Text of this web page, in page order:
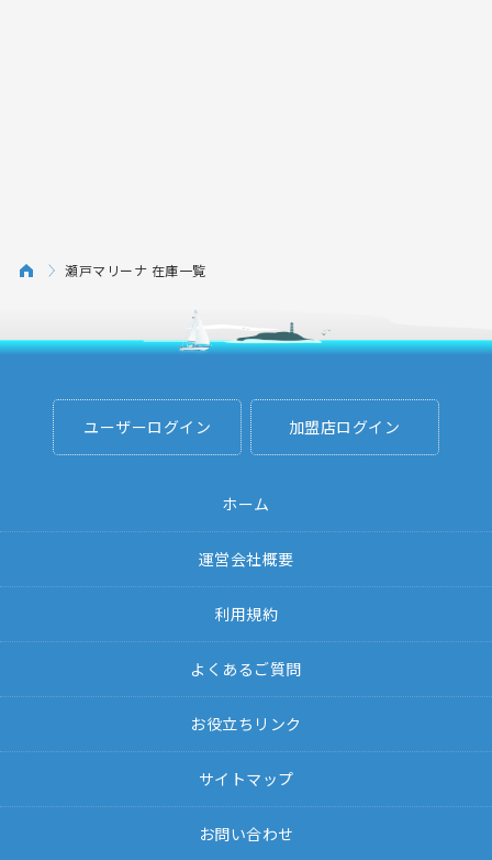
瀬戸マリーナ 在庫一覧
ユーザーログイン 加盟店ログイン
ホーム
運営会社概要
利用規約
よくあるご質問
お役立ちリンク
サイトマップ
お問い合わせ